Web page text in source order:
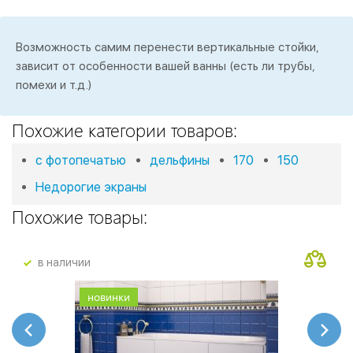
Возможность самим перенести вертикальные стойки,
зависит от особенности вашей ванны (есть ли трубы,
помехи и т.д.)
Похожие категории товаров:
с фотопечатью дельфины 170
150
Недорогие экраны
Похожие товары:
в наличии
новинки